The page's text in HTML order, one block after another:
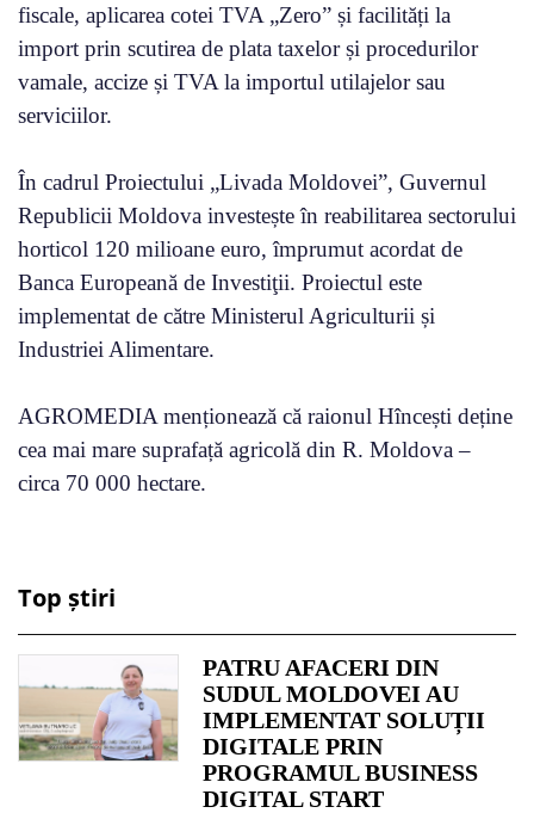
fiscale, aplicarea cotei TVA „Zero” și facilități la
import prin scutirea de plata taxelor și procedurilor
vamale, accize și TVA la importul utilajelor sau
serviciilor.
În cadrul Proiectului „Livada Moldovei”, Guvernul
Republicii Moldova investește în reabilitarea sectorului
horticol 120 milioane euro, împrumut acordat de
Banca Europeană de Investiţii. Proiectul este
implementat de către Ministerul Agriculturii și
Industriei Alimentare.
AGROMEDIA menționează că raionul Hîncești deține
cea mai mare suprafață agricolă din R. Moldova –
circa 70 000 hectare.
Top știri
PATRU AFACERI DIN
SUDUL MOLDOVEI AU
IMPLEMENTAT SOLUȚII
DIGITALE PRIN
PROGRAMUL BUSINESS
DIGITAL START